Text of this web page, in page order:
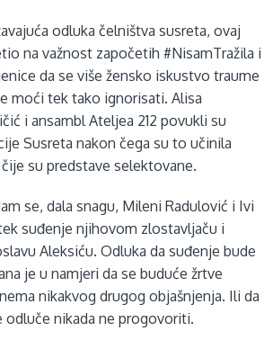
odluka čelništva susreta, ovaj
na važnost započetih #NisamTražila i
da se više žensko iskustvo traume
moći tek tako ignorisati. Alisa
i ansambl Ateljea 212 povukli su
Susreta nakon čega su to učinila
su predstave selektovane.
se, dala snagu, Mileni Radulović i Ivi
suđenje njihovom zlostavljaču i
Aleksiću. Odluka da suđenje bude
je u namjeri da se buduće žrtve
nikakvog drugog objašnjenja. Ili da
nikada ne progovoriti.